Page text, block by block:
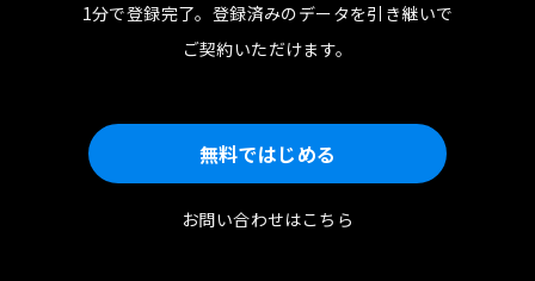
1分で登録完了。 登録済みのデータを引き継いで
ご契約いただけます。
無料ではじめる
お問い合わせはこちら